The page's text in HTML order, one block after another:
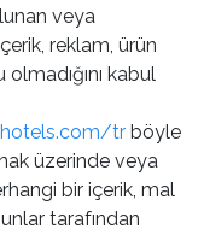
veya
reklam, ürün
kabul
tr böyle
üzerinde veya
bir içerik, mal
tarafından